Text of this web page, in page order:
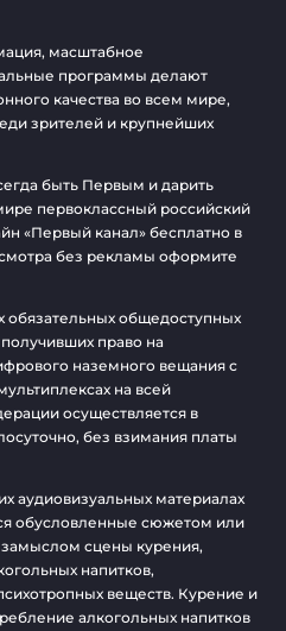
масштабное
программы делают
качества во всем мире,
зрителей и крупнейших
быть Первым и дарить
первоклассный российский
«Первый канал» бесплатно в
без рекламы оформите
обязательных общедоступных
право на
наземного вещания с
на всей
осуществляется в
без взимания платы
аудиовизуальных материалах
обусловленные сюжетом или
сцены курения,
напитков,
веществ. Курение и
алкогольных напитков